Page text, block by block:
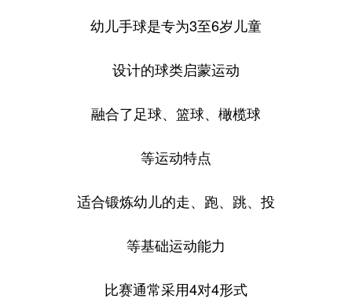
幼儿手球是专为3至6岁儿童
设计的球类启蒙运动
融合了足球、篮球、橄榄球
等运动特点
适合锻炼幼儿的走、跑、跳、投
等基础运动能力
比赛通常采用4对4形式